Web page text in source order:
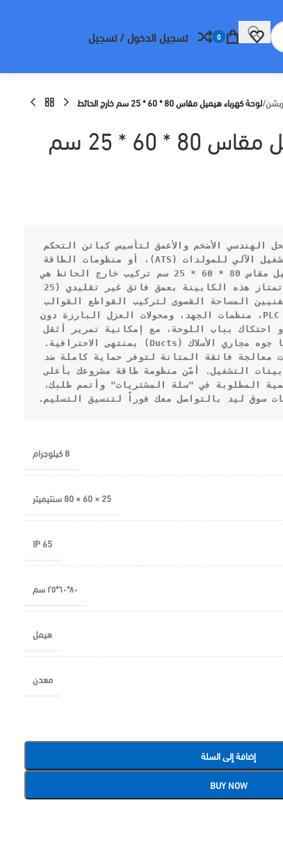
0 تسجيل الدخول / تسجيل
/لوحة كهرباء هيميل مقاس 80 * 60 * 25 سم خارج الحائط
لوحة كهرباء هيميل مقاس 80 * 60 * 25 سم
خارج الحائط
هي
أي عوائق ميكانيكية أو احتكاك بباب اللوحة، مع إمكانية تمرير أثقل
بيئات التشغيل.
أمّن منظومة طاقة مشروعك بأعلى
سوق ليد بالتواصل معك فوراً لتنسيق التسليم.
8 كيلوجرام
25 × 60 × 80 سنتيميتر
IP 65
٨٠*٦٠*٢٥ سم
هيمل
معدن
إضافة إلى السلة
BUY NOW